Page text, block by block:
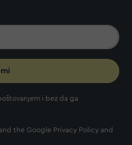
i bez da ga
the Google Privacy Policy and